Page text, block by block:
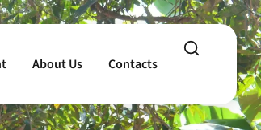
About Us Contacts